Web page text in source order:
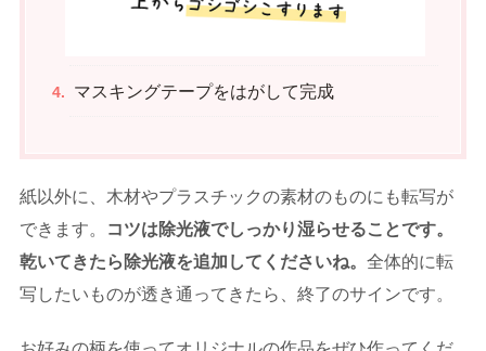
マスキングテープをはがして完成
紙以外に、木材やプラスチックの素材のものにも転写が
できます。
コツは除光液でしっかり湿らせることです。
乾いてきたら除光液を追加してくださいね。 全体的に転
写したいものが透き通ってきたら、終了のサインです。